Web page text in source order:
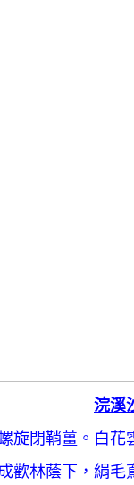
浣溪
旋閉鞘薑。白花
歡林蔭下，絹毛